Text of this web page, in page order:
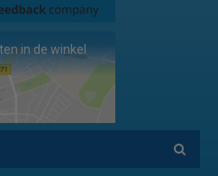
in de winkel